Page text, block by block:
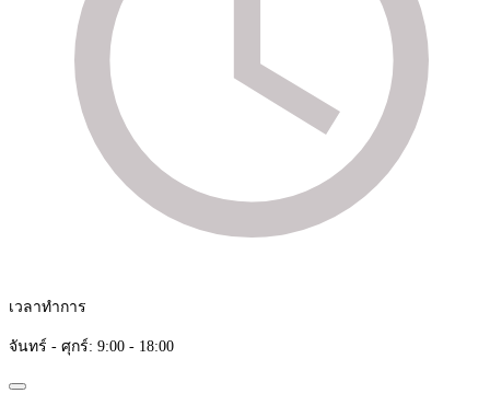
เวลาทำการ
จันทร์ - ศุกร์: 9:00 - 18:00